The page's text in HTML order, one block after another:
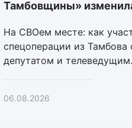
Тамбовщины»
На СВОем месте: как
спецоперации из Тамбова
депутатом и телеведущим.
06.08.2026